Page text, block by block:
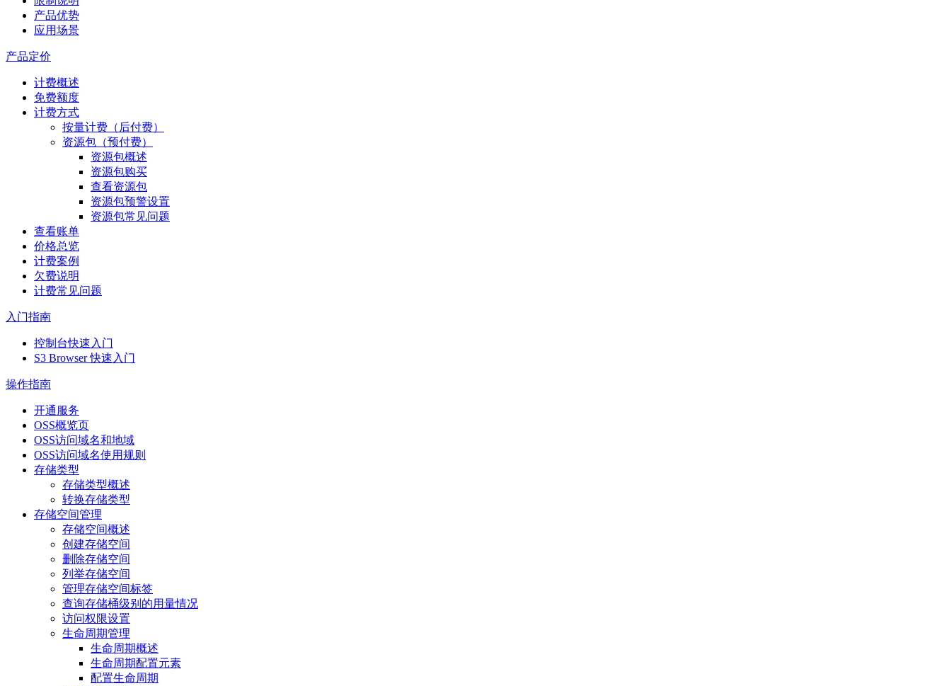
产品优势
应用场景
产品定价
计费概述
免费额度
计费方式
按量计费（后付费）
资源包（预付费）
资源包概述
资源包购买
查看资源包
资源包预警设置
资源包常见问题
查看账单
价格总览
计费案例
欠费说明
计费常见问题
入门指南
控制台快速入门
S3 Browser 快速入门
操作指南
开通服务
OSS概览页
OSS访问域名和地域
OSS访问域名使用规则
存储类型
存储类型概述
转换存储类型
存储空间管理
存储空间概述
创建存储空间
删除存储空间
列举存储空间
管理存储空间标签
查询存储桶级别的用量情况
访问权限设置
生命周期管理
生命周期概述
生命周期配置元素
配置生命周期